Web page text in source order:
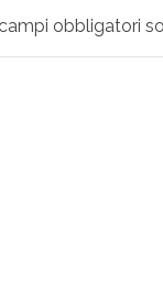
obbligatori